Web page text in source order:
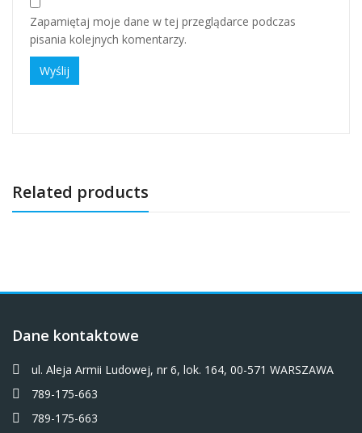
Zapamiętaj moje dane w tej przeglądarce podczas
pisania kolejnych komentarzy.
Related products
Dane kontaktowe
ul. Aleja Armii Ludowej, nr 6, lok. 164, 00-571 WARSZAWA
789-175-663
789-175-663